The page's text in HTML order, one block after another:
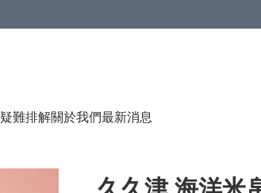
疑難排解關於我們最新消息